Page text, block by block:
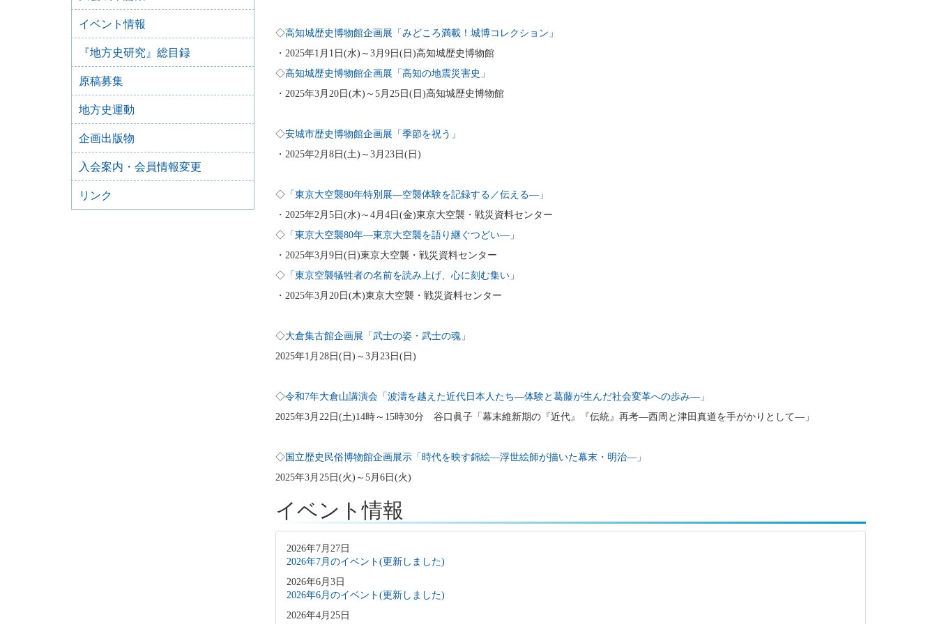
◇高知城歴史博物館企画展「みどころ満載！城博コレクション」
・2025年1月1日(水)～3月9日(日)高知城歴史博物館
◇高知城歴史博物館企画展「高知の地震災害史」
・2025年3月20日(木)～5月25日(日)高知城歴史博物館
◇安城市歴史博物館企画展「季節を祝う」
・2025年2月8日(土)～3月23日(日)
◇「東京大空襲80年特別展―空襲体験を記録する／伝える―」
・2025年2月5日(水)～4月4日(金)東京大空襲・戦災資料センター
◇「東京大空襲80年―東京大空襲を語り継ぐつどい―」
・2025年3月9日(日)東京大空襲・戦災資料センター
◇「東京空襲犠牲者の名前を読み上げ、心に刻む集い」
・2025年3月20日(木)東京大空襲・戦災資料センター
◇大倉集古館企画展「武士の姿・武士の魂」
2025年1月28日(日)～3月23日(日)
◇令和7年大倉山講演会「波濤を越えた近代日本人たち―体験と葛藤が生んだ社会変革への歩み―」
2025年3月22日(土)14時～15時30分 谷口眞子「幕末維新期の『近代』『伝統』再考―西周と津田真道を手がかりとして―」
◇国立歴史民俗博物館企画展示「時代を映す錦絵―浮世絵師が描いた幕末・明治―」
2025年3月25日(火)～5月6日(火)
イベント情報
2026年7月27日
2026年7月のイベント(更新しました)
2026年6月3日
2026年6月のイベント(更新しました)
2026年4月25日
イベント情報
『地方史研究』総目録
原稿募集
地方史運動
企画出版物
入会案内・会員情報変更
リンク